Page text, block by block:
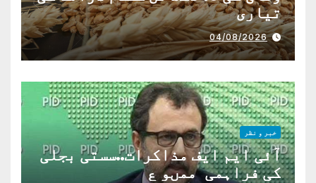
تیاری
04/08/2026
خبر و نظر
آئی ایم ایف مذاکرات..سستی بجلی
کی فراہمی ممںو ع